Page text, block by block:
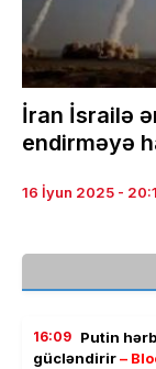
İran İsrailə
endirməyə
16 İyun 2025 -
16:09 Putin
gücləndirir–